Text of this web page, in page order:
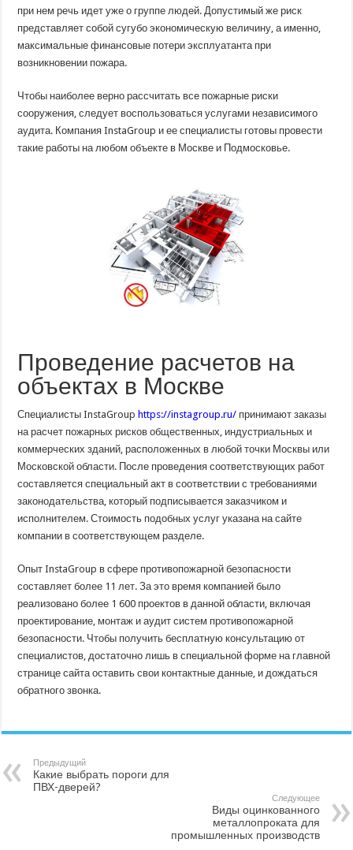
при нем речь идет уже о группе людей. Допустимый же риск
представляет собой сугубо экономическую величину, а именно,
максимальные финансовые потери эксплуатанта при
возникновении пожара.
Чтобы наиболее верно рассчитать все пожарные риски
сооружения, следует воспользоваться услугами независимого
аудита. Компания InstaGroup и ее специалисты готовы провести
такие работы на любом объекте в Москве и Подмосковье.
Проведение расчетов на
объектах в Москве
Специалисты InstaGroup https://instagroup.ru/ принимают заказы
на расчет пожарных рисков общественных, индустриальных и
коммерческих зданий, расположенных в любой точки Москвы или
Московской области. После проведения соответствующих работ
составляется специальный акт в соответствии с требованиями
законодательства, который подписывается заказчиком и
исполнителем. Стоимость подобных услуг указана на сайте
компании в соответствующем разделе.
Опыт InstaGroup в сфере противопожарной безопасности
составляет более 11 лет. За это время компанией было
реализовано более 1 600 проектов в данной области, включая
проектирование, монтаж и аудит систем противопожарной
безопасности. Чтобы получить бесплатную консультацию от
специалистов, достаточно лишь в специальной форме на главной
странице сайта оставить свои контактные данные, и дождаться
обратного звонка.
Предыдущий
Какие выбрать пороги для
ПВХ-дверей?
Следующее
Виды оцинкованного
металлопроката для
промышленных производств